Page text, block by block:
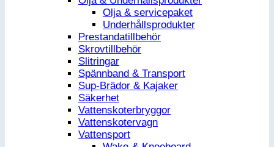
Olja & servicepaket
Underhållsprodukter
Prestandatillbehör
Skrovtillbehör
Slitringar
Spännband & Transport
Sup-Brädor & Kajaker
Säkerhet
Vattenskoterbryggor
Vattenskotervagn
Vattensport